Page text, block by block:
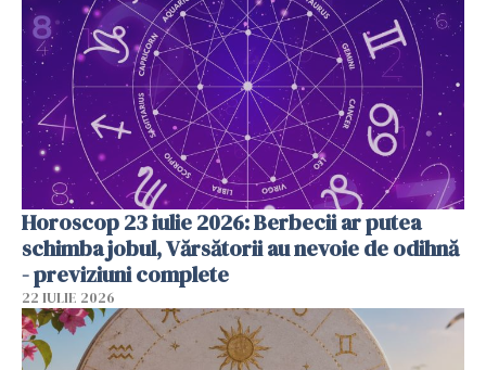
Horoscop 23 iulie 2026: Berbecii ar putea
schimba jobul, Vărsătorii au nevoie de odihnă
- previziuni complete
22 IULIE 2026